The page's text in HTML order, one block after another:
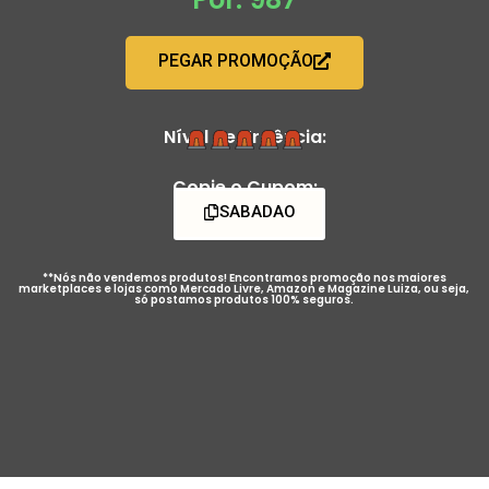
PEGAR PROMOÇÃO
Nível de Urgência:
Copie o Cupom:
SABADAO
**Nós não vendemos produtos! Encontramos promoção nos maiores
marketplaces e lojas como Mercado Livre, Amazon e Magazine Luiza, ou seja,
só postamos produtos 100% seguros.